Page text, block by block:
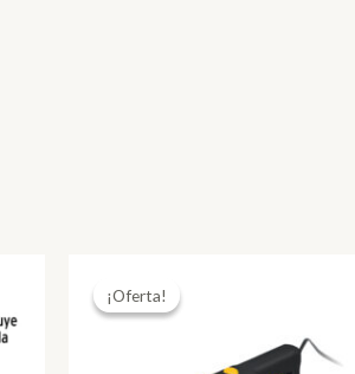
¡Oferta!
¡Oferta!